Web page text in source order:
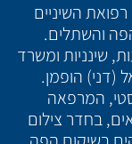
השיניים
והשתלים.
שינניות ומשרד
(דני) הופמן.
המרפאה
בחדר צילום